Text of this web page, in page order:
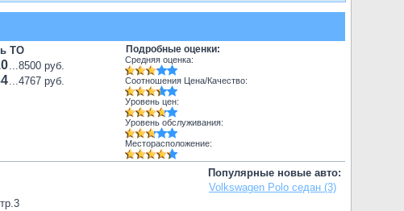
ТО
...8500 руб.
...4767 руб.
Подробные оценки:
Средняя оценка:
Соотношения Цена/Качество:
Уровень цен:
Уровень обслуживания:
Месторасположение:
Популярные новые авто:
Volkswagen Polo седан (3)